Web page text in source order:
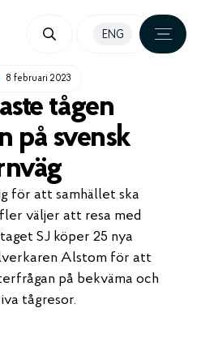
ENG
8 februari 2023
tågen
på svensk
för att samhället ska
väljer att resa med
SJ köper 25 nya
Alstom för att
på bekväma och
tågresor.